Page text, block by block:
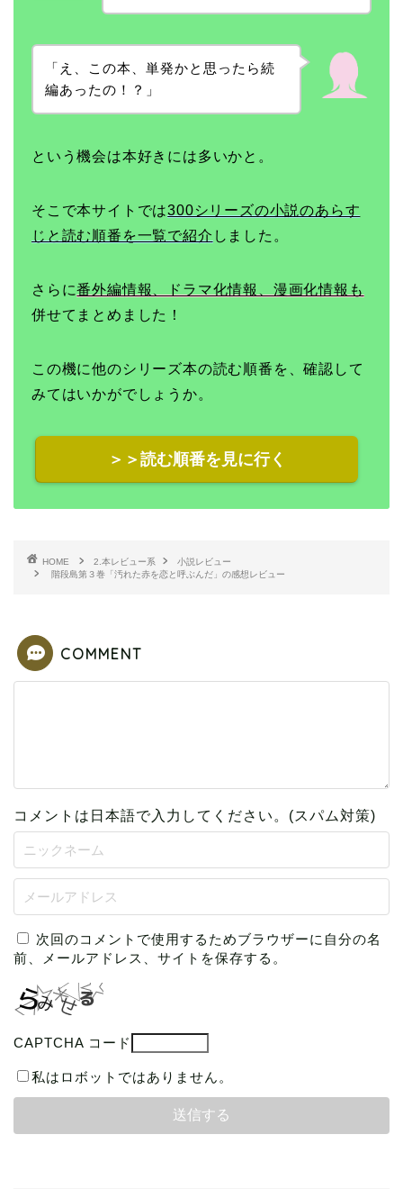
「え、この本、単発かと思ったら続
編あったの！？」
という機会は本好きには多いかと。
そこで本サイトでは300シリーズの小説のあらす
じと読む順番を一覧で紹介 しました。
さらに番外編情報、ドラマ化情報、漫画化情報も
併せてまとめました！
この機に他のシリーズ本の読む順番を、確認して
みてはいかがでしょうか。
＞＞読む順番を見に行く
HOME 2.本レビュー系
小説レビュー
階段島第３巻「汚れた赤を恋と呼ぶんだ」の感想レビュー
COMMENT
コメントは日本語で入力してください。(スパム対策)
次回のコメントで使用するためブラウザーに自分の名
前、メールアドレス、サイトを保存する。
CAPTCHA コード
私はロボットではありません。
本の読み方